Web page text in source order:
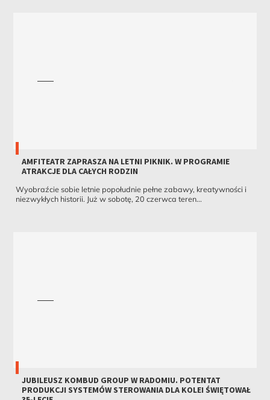
AMFITEATR ZAPRASZA NA LETNI PIKNIK. W PROGRAMIE
ATRAKCJE DLA CAŁYCH RODZIN
Wyobraźcie sobie letnie popołudnie pełne zabawy, kreatywności i
niezwykłych historii. Już w sobotę, 20 czerwca teren...
JUBILEUSZ KOMBUD GROUP W RADOMIU. POTENTAT
PRODUKCJI SYSTEMÓW STEROWANIA DLA KOLEI ŚWIĘTOWAŁ